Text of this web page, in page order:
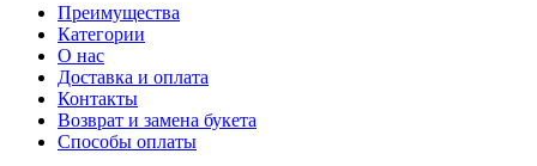
Преимущества
Категории
О нас
Доставка и оплата
Контакты
Возврат и замена букета
Способы оплаты